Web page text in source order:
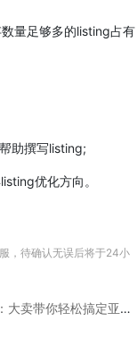
量足够多的listing占有
助撰写listing;
优化方向。
，待确认无误后将于24小
下一篇：亚马逊listing优化软件：大卖带你轻松搞定亚马逊listing?